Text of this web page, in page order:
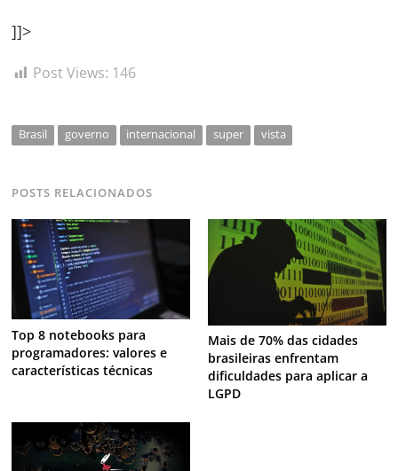
]]>
Post Views: 146
Brasil governo internacional super vista
POSTS RELACIONADOS
Top 8 notebooks para
programadores: valores e
características técnicas
Mais de 70% das cidades
brasileiras enfrentam
dificuldades para aplicar a
LGPD